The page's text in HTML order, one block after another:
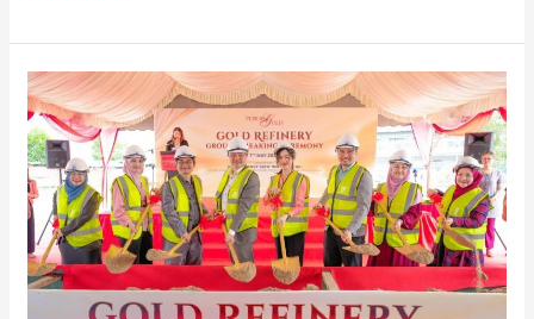
Adakah
Public
Gold
Selamat
Dari
Scam?